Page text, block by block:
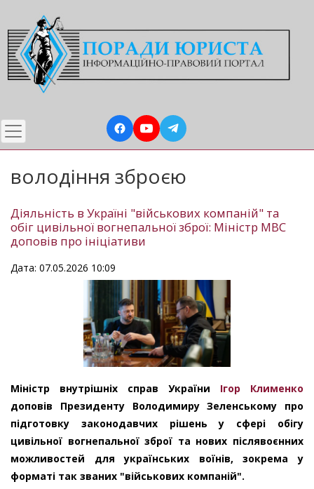
до
основного
вмісту
володіння зброєю
Діяльність в Україні "військових компаній" та
обіг цивільної вогнепальної зброї: Міністр МВС
доповів про ініціативи
Дата: 07.05.2026 10:09
Міністр внутрішніх справ України Ігор Клименко
доповів Президенту Володимиру Зеленському про
підготовку законодавчих рішень у сфері обігу
цивільної вогнепальної зброї та нових післявоєнних
можливостей для українських воїнів, зокрема у
форматі так званих "військових компаній".